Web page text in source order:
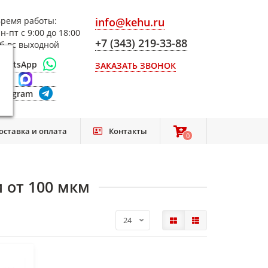
работы:
пт с 9:00 до 18:00
вс выходной
info@kehu.ru
+7 (343) 219-33-88
ЗАКАЗАТЬ ЗВОНОК
и оплата Контакты 0
0
100 мкм